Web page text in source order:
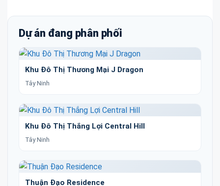
Dự án đang phân phối
Khu Đô Thị Thương Mại J Dragon
Tây Ninh
Khu Đô Thị Thắng Lợi Central Hill
Tây Ninh
Thuận Đạo Residence